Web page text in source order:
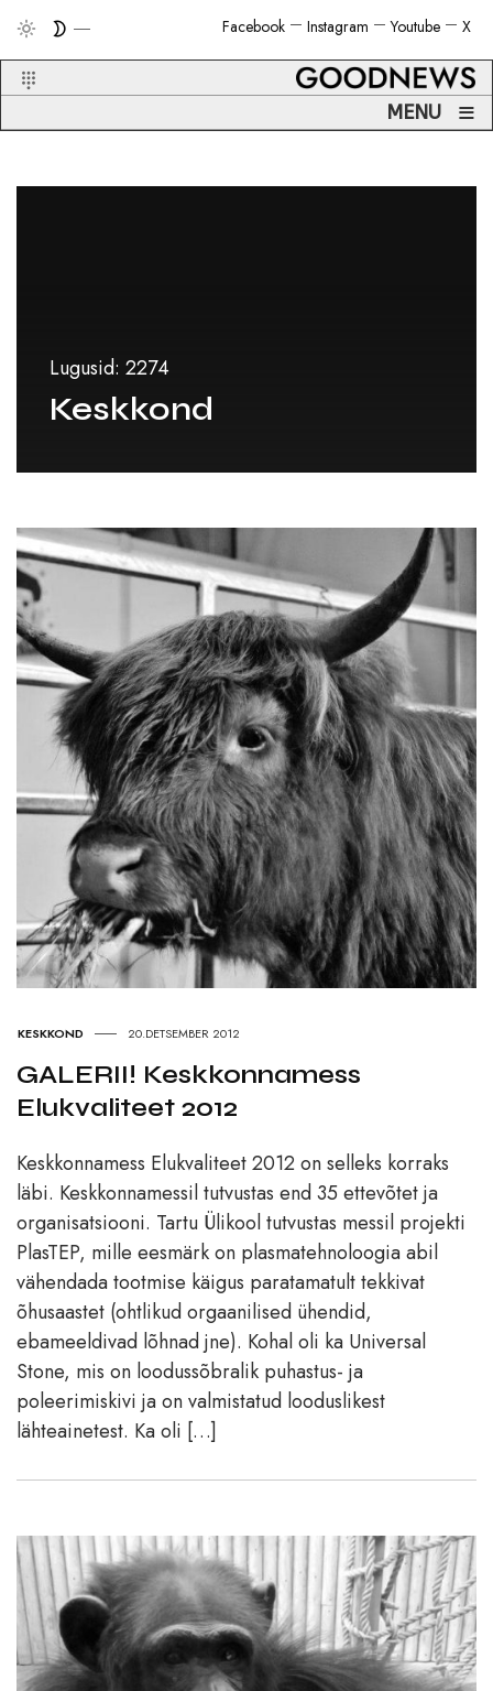
X
Youtube
Instagram
Facebook
MENU ≡
Lugusid: 2274
Keskkond
KESKKOND 20.DETSEMBER 2012
GALERII! Keskkonnamess
Elukvaliteet 2012
Keskkonnamess Elukvaliteet 2012 on selleks korraks
läbi. Keskkonnamessil tutvustas end 35 ettevõtet ja
organisatsiooni. Tartu Ülikool tutvustas messil projekti
PlasTEP, mille eesmärk on plasmatehnoloogia abil
vähendada tootmise käigus paratamatult tekkivat
õhusaastet (ohtlikud orgaanilised ühendid,
ebameeldivad lõhnad jne). Kohal oli ka Universal
Stone, mis on loodussõbralik puhastus- ja
poleerimiskivi ja on valmistatud looduslikest
lähteainetest. Ka oli […]